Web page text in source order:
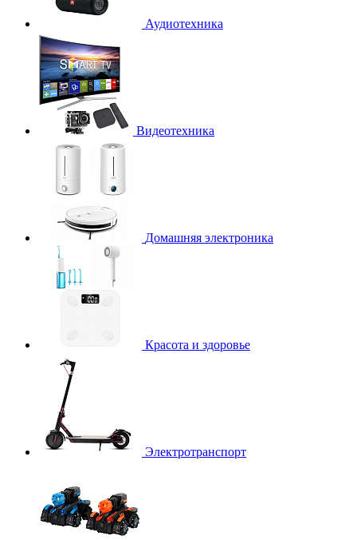
Аудиотехника
Видеотехника
Домашняя электроника
Красота и здоровье
Электротранспорт